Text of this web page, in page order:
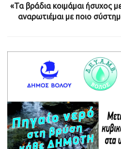
«Τα βράδια κοιμάμαι ήσυχος
αναρωτιέμαι με ποιο